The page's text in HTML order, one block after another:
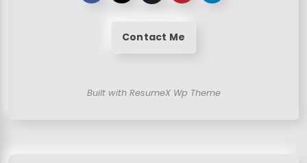
Contact Me
Built with ResumeX Wp Theme